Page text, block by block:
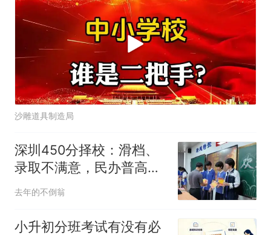
沙雕道具制造局
深圳450分择校：滑档、
录取不满意，民办普高替
代中职完整方案
去年的不倒翁
小升初分班考试有没有必